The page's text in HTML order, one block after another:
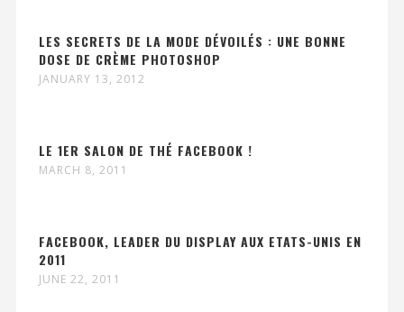
LES SECRETS DE LA MODE DÉVOILÉS : UNE BONNE
DOSE DE CRÈME PHOTOSHOP
JANUARY 13, 2012
LE 1ER SALON DE THÉ FACEBOOK !
MARCH 8, 2011
FACEBOOK, LEADER DU DISPLAY AUX ETATS-UNIS EN
2011
JUNE 22, 2011